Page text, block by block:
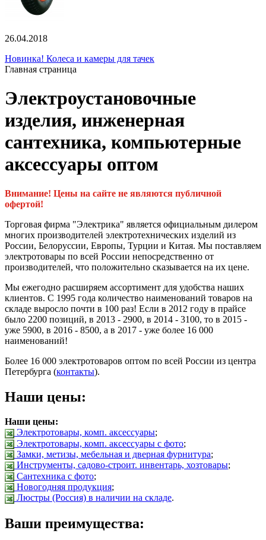
26.04.2018
Новинка! Колеса и камеры для тачек
Главная страница
Электроустановочные
изделия, инженерная
сантехника, компьютерные
аксессуары оптом
Внимание! Цены на сайте не являются публичной
офертой!
Торговая фирма "Электрика" является официальным дилером
многих производителей электротехнических изделий из
России, Белоруссии, Европы, Турции и Китая. Мы поставляем
электротовары по всей России непосредственно от
производителей, что положительно сказывается на их цене.
Мы ежегодно расширяем ассортимент для удобства наших
клиентов. С 1995 года количество наименований товаров на
складе выросло почти в 100 раз! Если в 2012 году в прайсе
было 2200 позиций, в 2013 - 2900, в 2014 - 3100, то в 2015 -
уже 5900, в 2016 - 8500, а в 2017 - уже более 16 000
наименований!
Более 16 000 электротоваров оптом по всей России из центра
Петербурга (контакты).
Наши цены:
Наши цены:
Электротовары, комп. аксессуары;
Электротовары, комп. аксессуары с фото;
Замки, метизы, мебельная и дверная фурнитура;
Инструменты, садово-строит. инвентарь, хозтовары;
Сантехника с фото;
Новогодняя продукция;
Люстры (Россия) в наличии на складе.
Ваши преимущества: